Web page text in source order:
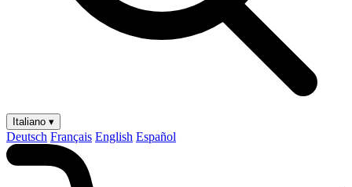
Italiano ▾
Deutsch Français English Español